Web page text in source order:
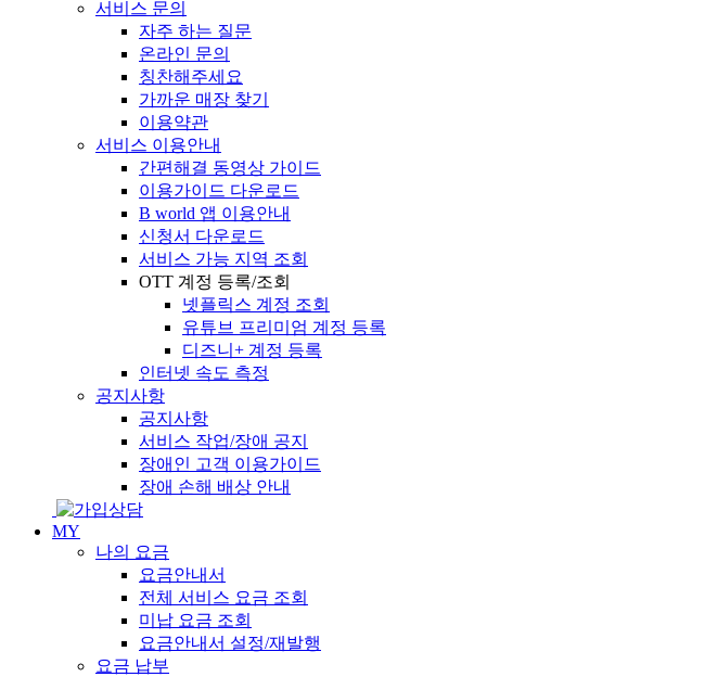
서비스 문의
자주 하는 질문
온라인 문의
칭찬해주세요
가까운 매장 찾기
이용약관
서비스 이용안내
간편해결 동영상 가이드
이용가이드 다운로드
B world 앱 이용안내
신청서 다운로드
서비스 가능 지역 조회
OTT 계정 등록/조회
넷플릭스 계정 조회
유튜브 프리미엄 계정 등록
디즈니+ 계정 등록
인터넷 속도 측정
공지사항
공지사항
서비스 작업/장애 공지
장애인 고객 이용가이드
장애 손해 배상 안내
MY
나의 요금
요금안내서
전체 서비스 요금 조회
미납 요금 조회
요금안내서 설정/재발행
요금 납부